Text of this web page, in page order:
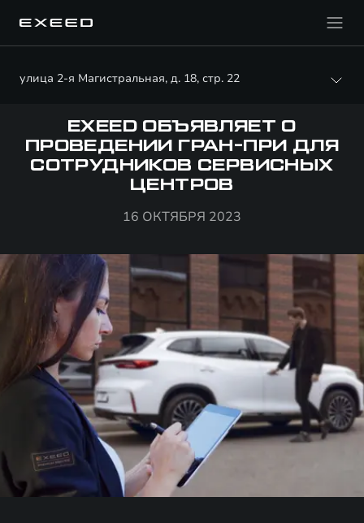
улица 2-я Магистральная, д. 18, стр. 22
EXEED ОБЪЯВЛЯЕТ О
ПРОВЕДЕНИИ ГРАН-ПРИ ДЛЯ
СОТРУДНИКОВ СЕРВИСНЫХ
ЦЕНТРОВ
16 ОКТЯБРЯ 2023